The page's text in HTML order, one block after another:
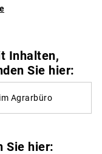
Inhalten,
Sie hier:
Agrarbüro
Sie hier: